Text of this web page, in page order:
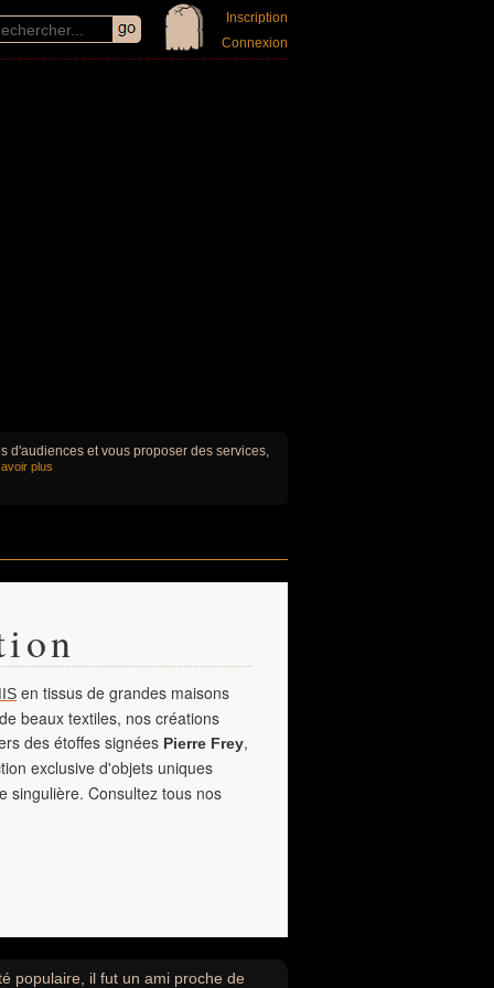
Inscription
Connexion
d'audiences et vous proposer des services,
plus
en tissus de grandes maisons
beaux textiles, nos créations
des étoffes signées Pierre Frey,
exclusive d'objets uniques
singulière. Consultez tous nos
populaire, il fut un ami proche de